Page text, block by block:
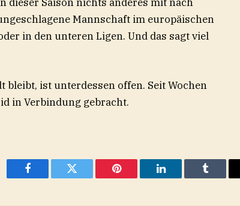
Mannschaft im europäischen
in den unteren Ligen. Und das sagt viel
bleibt, ist unterdessen offen. Seit Wochen
in Verbindung gebracht.
Facebook Twitter Pinterest LinkedIn Tumblr